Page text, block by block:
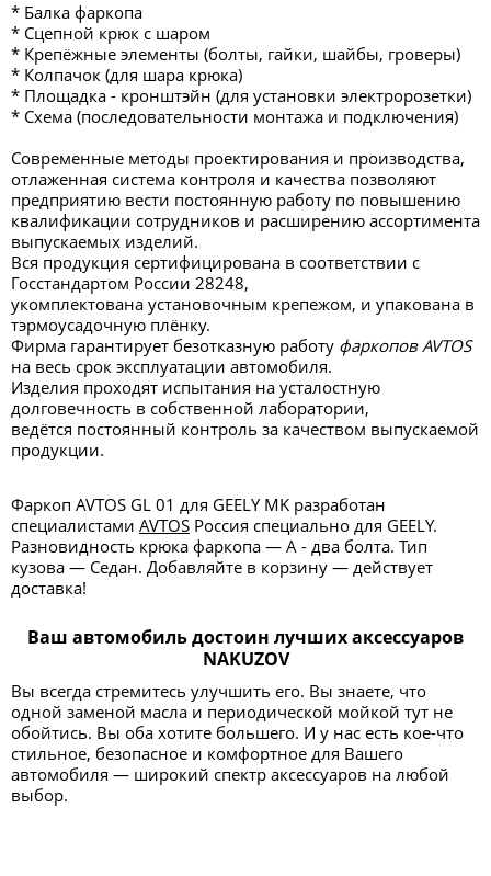
* Балка фаркопа
* Сцепной крюк с шаром
* Крепёжные элементы (болты, гайки, шайбы, гроверы)
* Колпачок (для шара крюка)
* Площадка - кронштэйн (для установки электророзетки)
* Схема (последовательности монтажа и подключения)
Современные методы проектирования и производства,
отлаженная система контроля и качества позволяют
предприятию вести постоянную работу по повышению
квалификации сотрудников и расширению ассортимента
выпускаемых изделий.
Вся продукция сертифицирована в соответствии с
Госстандартом России 28248,
укомплектована установочным крепежом, и упакована в
тэрмоусадочную плёнку.
Фирма гарантирует безотказную работу фаркопов AVTOS
на весь срок эксплуатации автомобиля.
Изделия проходят испытания на усталостную
долговечность в собственной лаборатории,
ведётся постоянный контроль за качеством выпускаемой
продукции.
Фаркоп AVTOS GL 01 для GEELY MK разработан
специалистами AVTOS Россия специально для GEELY.
Разновидность крюка фаркопа — А - два болта. Тип
кузова — Седан. Добавляйте в корзину — действует
доставка!
Ваш автомобиль достоин лучших аксессуаров
NAKUZOV
Вы всегда стремитесь улучшить его. Вы знаете, что
одной заменой масла и периодической мойкой тут не
обойтись. Вы оба хотите большего. И у нас есть кое-что
стильное, безопасное и комфортное для Вашего
автомобиля — широкий спектр аксессуаров на любой
выбор.